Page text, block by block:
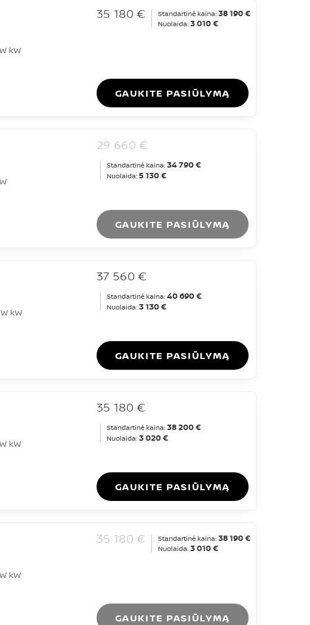
35 180 € Standartinė kaina: 38 190 €
Nuolaida: 3 010 €
kW
GAUKITE PASIŪLYMĄ
29 660 €
Standartinė kaina: 34 790 €
Nuolaida: 5 130 €
GAUKITE PASIŪLYMĄ
37 560 €
Standartinė kaina: 40 690 €
Nuolaida: 3 130 €
kW
GAUKITE PASIŪLYMĄ
35 180 €
Standartinė kaina: 38 200 €
Nuolaida: 3 020 €
kW
GAUKITE PASIŪLYMĄ
35 180 € Standartinė kaina: 38 190 €
Nuolaida: 3 010 €
kW
GAUKITE PASIŪLYMĄ